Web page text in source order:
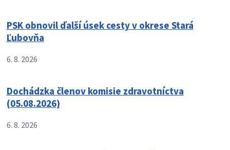
PSK obnovil ďalší úsek cesty v okrese Stará
Ľubovňa
6. 8. 2026
Dochádzka členov komisie zdravotníctva
(05.08.2026)
6. 8. 2026